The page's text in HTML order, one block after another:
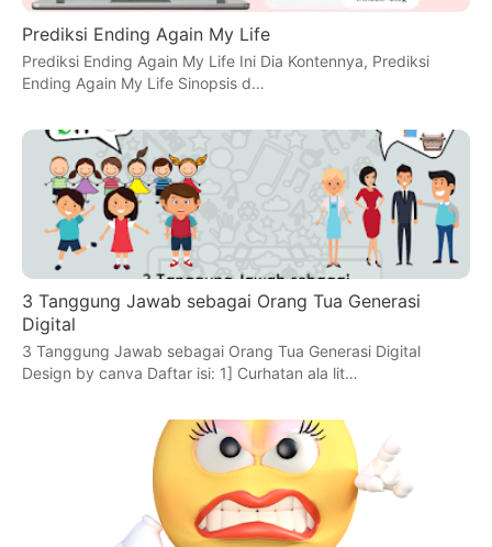
Prediksi Ending Again My Life
Prediksi Ending Again My Life Ini Dia Kontennya, Prediksi
Ending Again My Life Sinopsis d…
3 Tanggung Jawab sebagai Orang Tua Generasi
Digital
3 Tanggung Jawab sebagai Orang Tua Generasi Digital
Design by canva Daftar isi: 1] Curhatan ala lit…